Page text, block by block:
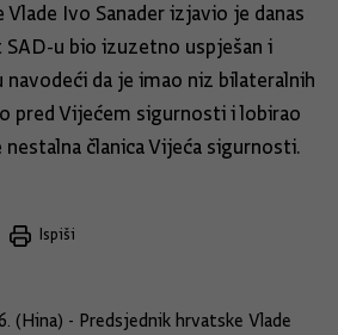
Ivo Sanader izjavio je danas
u bio izuzetno uspješan i
da je imao niz bilateralnih
pred Vijećem sigurnosti i lobirao
članica Vijeća sigurnosti.
Ispiši
(Hina) - Predsjednik hrvatske Vlade